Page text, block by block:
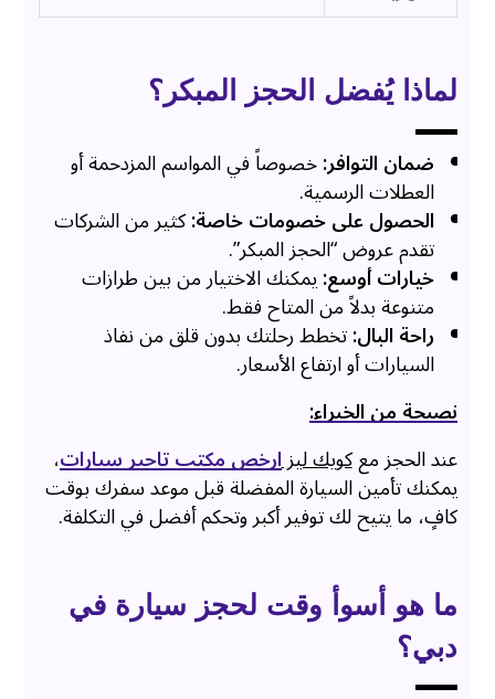
لماذا يُفضل الحجز المبكر؟
ضمان التوافر:خصوصاً في المواسم المزدحمة أو
العطلات الرسمية.
الحصول على خصومات خاصة:كثير من الشركات
تقدم عروض “الحجز المبكر”.
خيارات أوسع:يمكنك الاختيار من بين طرازات
متنوعة بدلاً من المتاح فقط.
راحة البال:تخطط رحلتك بدون قلق من نفاذ
السيارات أو ارتفاع الأسعار.
نصيحة من الخبراء:
عند الحجز معكويك ليزارخص مكتب تاجير سيارات،
يمكنك تأمين السيارة المفضلة قبل موعد سفرك بوقت
كافٍ، ما يتيح لك توفير أكبر وتحكم أفضل في التكلفة.
ما هو أسوأ وقت لحجز سيارة في
دبي؟